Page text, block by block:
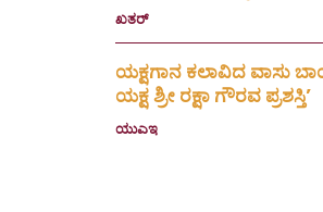
ಖತರ್
ಯಕ್ಷಗಾನ ಕಲಾವಿದ ವಾಸು
ಯಕ್ಷ ಶ್ರೀ ರಕ್ಷಾ ಗೌರವ ಪ್ರಶಸ್ತಿ’
ಯುಎಇ